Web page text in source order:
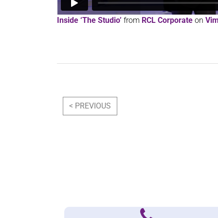
Inside ‘The Studio’ from RCL Corporate on
Navigation
< PREVIOUS